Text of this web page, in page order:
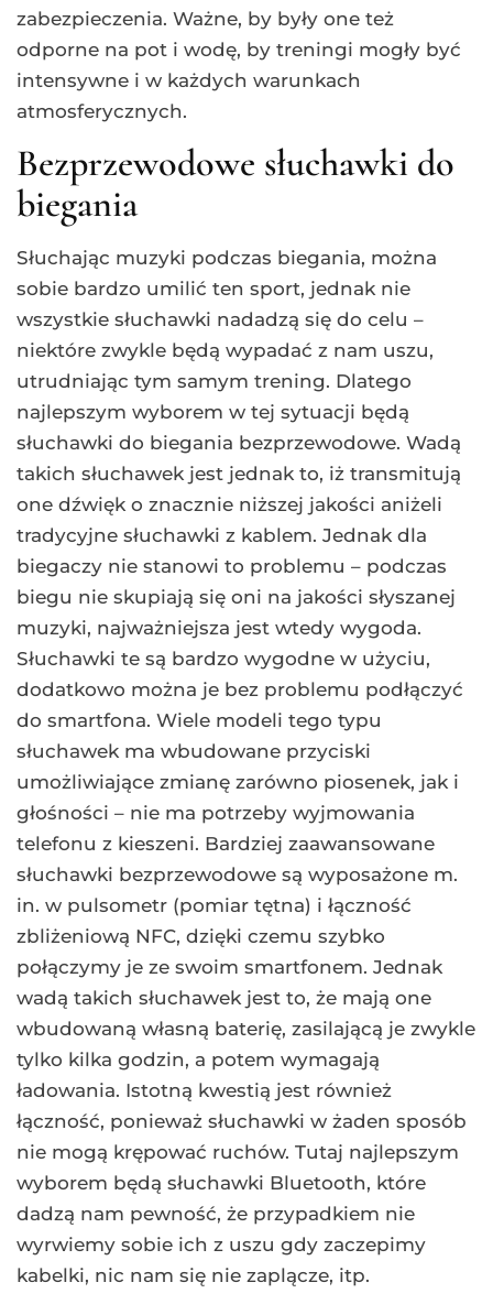
zabezpieczenia. Ważne, by były one też
odporne na pot i wodę, by treningi mogły być
intensywne i w każdych warunkach
atmosferycznych.
Bezprzewodowe słuchawki do
biegania
Słuchając muzyki podczas biegania, można
sobie bardzo umilić ten sport, jednak nie
wszystkie słuchawki nadadzą się do celu –
niektóre zwykle będą wypadać z nam uszu,
utrudniając tym samym trening. Dlatego
najlepszym wyborem w tej sytuacji będą
słuchawki do biegania bezprzewodowe. Wadą
takich słuchawek jest jednak to, iż transmitują
one dźwięk o znacznie niższej jakości aniżeli
tradycyjne słuchawki z kablem. Jednak dla
biegaczy nie stanowi to problemu – podczas
biegu nie skupiają się oni na jakości słyszanej
muzyki, najważniejsza jest wtedy wygoda.
Słuchawki te są bardzo wygodne w użyciu,
dodatkowo można je bez problemu podłączyć
do smartfona. Wiele modeli tego typu
słuchawek ma wbudowane przyciski
umożliwiające zmianę zarówno piosenek, jak i
głośności – nie ma potrzeby wyjmowania
telefonu z kieszeni. Bardziej zaawansowane
słuchawki bezprzewodowe są wyposażone m.
in. w pulsometr (pomiar tętna) i łączność
zbliżeniową NFC, dzięki czemu szybko
połączymy je ze swoim smartfonem. Jednak
wadą takich słuchawek jest to, że mają one
wbudowaną własną baterię, zasilającą je zwykle
tylko kilka godzin, a potem wymagają
ładowania. Istotną kwestią jest również
łączność, ponieważ słuchawki w żaden sposób
nie mogą krępować ruchów. Tutaj najlepszym
wyborem będą słuchawki Bluetooth, które
dadzą nam pewność, że przypadkiem nie
wyrwiemy sobie ich z uszu gdy zaczepimy
kabelki, nic nam się nie zaplącze, itp.